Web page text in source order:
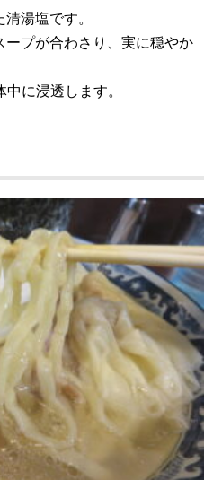
湯塩です。
プが合わさり、実に穏やか
に浸透します。